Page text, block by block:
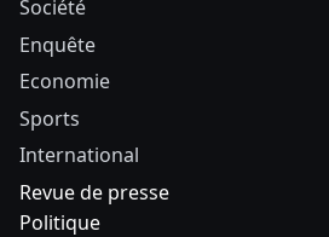
Société
Enquête
Economie
Sports
International
Revue de presse
Politique